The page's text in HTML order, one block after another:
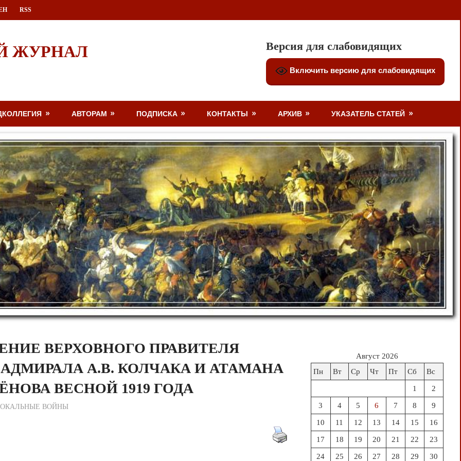
RSS
ЖУРНАЛ Версия для слабовидящих
Включить версию для слабовидящих
АВТОРАМ ПОДПИСКА КОНТАКТЫ АРХИВ УКАЗАТЕЛЬ СТАТЕЙ
ВЕРХОВНОГО ПРАВИТЕЛЯ
А.В. КОЛЧАКА И АТАМАНА
ВЕСНОЙ 1919 ГОДА
по Редакции
ВОЙНЫ
Август 2026
Пн
Вт Ср Чт Пт Сб Вс
1 2
3 4 5 6 7 8 9
10 11 12 13 14 15 16
17 18 19 20 21 22 23
24 25 26 27 28 29 30